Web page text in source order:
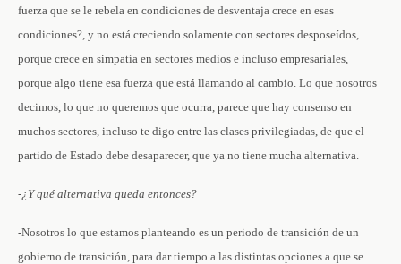
fuerza que se le rebela en condiciones de desventaja crece en esas
condiciones?, y no está creciendo solamente con sectores desposeídos,
porque crece en simpatía en sectores medios e incluso empresariales,
porque algo tiene esa fuerza que está llamando al cambio. Lo que nosotros
decimos, lo que no queremos que ocurra, parece que hay consenso en
muchos sectores, incluso te digo entre las clases privilegiadas, de que el
partido de Estado debe desaparecer, que ya no tiene mucha alternativa.
-¿Y qué alternativa queda entonces?
-Nosotros lo que estamos planteando es un periodo de transición de un
gobierno de transición, para dar tiempo a las distintas opciones a que se